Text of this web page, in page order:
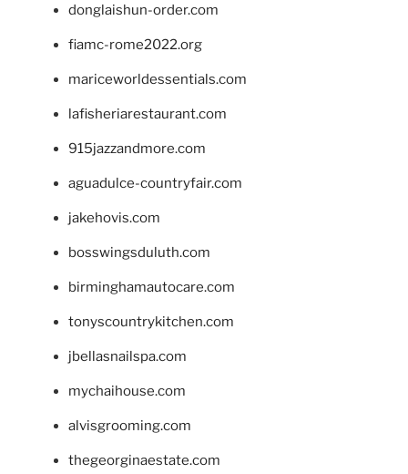
donglaishun-order.com
fiamc-rome2022.org
mariceworldessentials.com
lafisheriarestaurant.com
915jazzandmore.com
aguadulce-countryfair.com
jakehovis.com
bosswingsduluth.com
birminghamautocare.com
tonyscountrykitchen.com
jbellasnailspa.com
mychaihouse.com
alvisgrooming.com
thegeorginaestate.com